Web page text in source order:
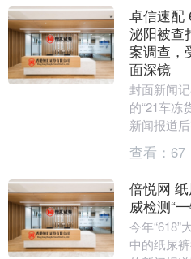
卓信速配
泌阳被查
案调查，
面深镜
封面新闻
的“21车冻
新闻报道
闻记者从
泌....
查看： 67
倍悦网
威检测“
今年“618”
中的纸尿